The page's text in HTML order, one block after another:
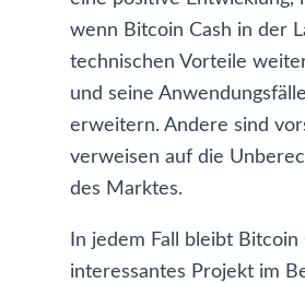
wenn Bitcoin Cash in der
technischen Vorteile
und seine
erweitern. Andere sind
verweisen auf die
des Marktes.
In jedem Fall bleibt Bitcoin
interessantes Projekt im